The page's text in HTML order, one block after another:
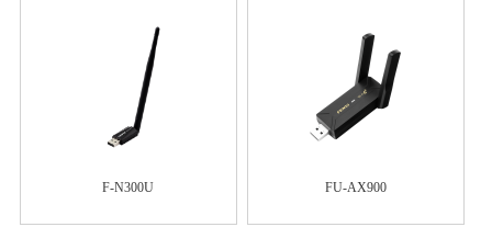
F-N300U FU-AX900